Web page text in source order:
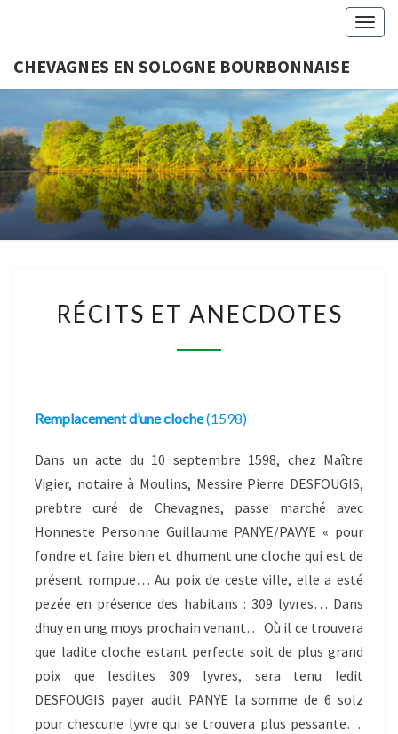
CHEVAGNES EN SOLOGNE BOURBONNAISE
Association
Loi 1901
ET
RÉCITS ET ANECDOTES
Remplacement d’une cloche(1598)
Dans un acte du 10 septembre 1598, chez Maître
Vigier, notaire à Moulins, Messire Pierre DESFOUGIS,
prebtre curé de Chevagnes, passe marché avec
Honneste Personne Guillaume PANYE/PAVYE « pour
fondre et faire bien et dhument une cloche qui est de
présent rompue… Au poix de ceste ville, elle a esté
pezée en présence des habitans : 309 lyvres… Dans
dhuy en ung moys prochain venant… Où il ce trouvera
que ladite cloche estant perfecte soit de plus grand
poix que lesdites 309 lyvres, sera tenu ledit
DESFOUGIS payer audit PANYE la somme de 6 solz
pour chescune lyvre qui se trouvera plus pessante….